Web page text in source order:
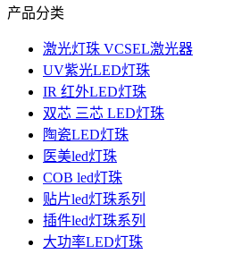
产品分类
激光灯珠 VCSEL激光器
UV紫光LED灯珠
IR 红外LED灯珠
双芯 三芯 LED灯珠
陶瓷LED灯珠
医美led灯珠
COB led灯珠
贴片led灯珠系列
插件led灯珠系列
大功率LED灯珠